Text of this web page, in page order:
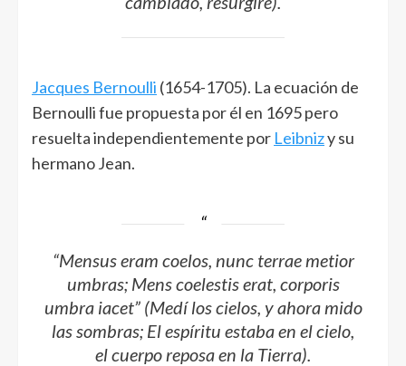
Jacques Bernoulli (1654-1705). La ecuación de
Bernoulli fue propuesta por él en 1695 pero
resuelta independientemente por Leibnizy su
hermano Jean.
“Mensus eram coelos, nunc terrae metior
umbras; Mens coelestis erat, corporis
umbra iacet” (Medí los cielos, y ahora mido
las sombras; El espíritu estaba en el cielo,
el cuerpo reposa en la Tierra).